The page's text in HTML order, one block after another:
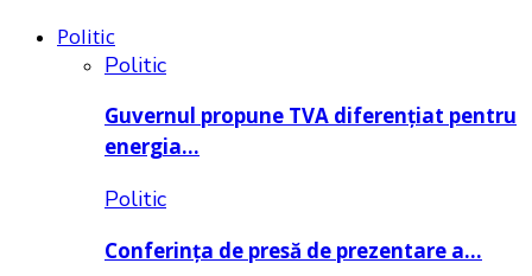
Politic
Politic
Guvernul propune TVA diferențiat pentru
energia…
Politic
Conferința de presă de prezentare a…